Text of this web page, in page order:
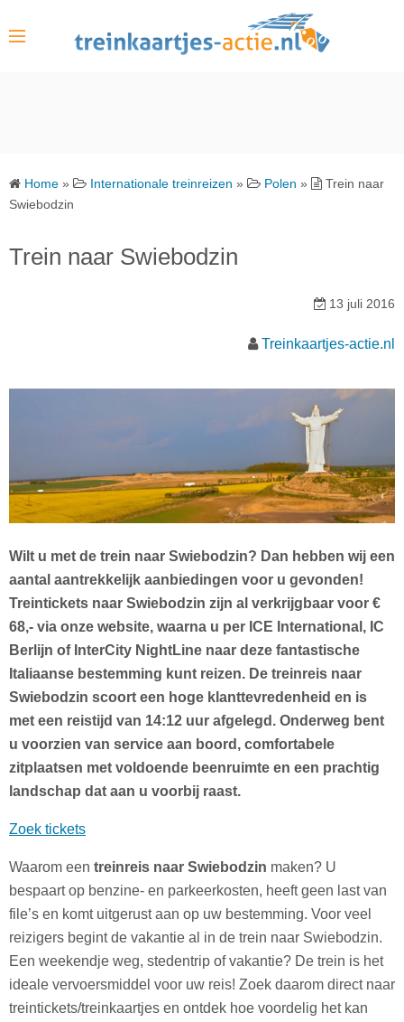
Home » Internationale treinreizen » Polen »
Trein naar
Swiebodzin
Trein naar Swiebodzin
13 juli 2016
Treinkaartjes-actie.nl
Wilt u met de trein naar Swiebodzin? Dan hebben wij een
aantal aantrekkelijk aanbiedingen voor u gevonden!
Treintickets naar Swiebodzin zijn al verkrijgbaar voor €
68,- via onze website, waarna u per ICE International, IC
Berlijn of InterCity NightLine naar deze fantastische
Italiaanse bestemming kunt reizen. De treinreis naar
Swiebodzin scoort een hoge klanttevredenheid en is
met een reistijd van 14:12 uur afgelegd. Onderweg bent
u voorzien van service aan boord, comfortabele
zitplaatsen met voldoende beenruimte en een prachtig
landschap dat aan u voorbij raast.
Zoek tickets
Waarom een treinreis naar Swiebodzin maken? U
bespaart op benzine- en parkeerkosten, heeft geen last van
file’s en komt uitgerust aan op uw bestemming. Voor veel
reizigers begint de vakantie al in de trein naar Swiebodzin.
Een weekendje weg, stedentrip of vakantie? De trein is het
ideale vervoersmiddel voor uw reis! Zoek daarom direct naar
treintickets/treinkaartjes en ontdek hoe voordelig het kan